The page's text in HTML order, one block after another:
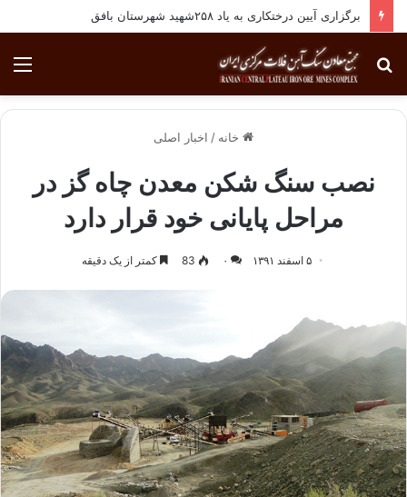
برگزاری آیین درختکاری به یاد ۲۵۸شهید شهرستان بافق
جستجو
برای
خانه / اخبار اصلی
نصب سنگ شکن معدن چاه گز در
مراحل پایانی خود قرار دارد
۵ اسفند ۱۳۹۱ ۰ 83 کمتر از یک دقیقه